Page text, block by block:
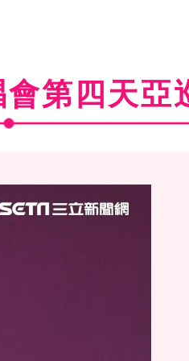
第四天亞